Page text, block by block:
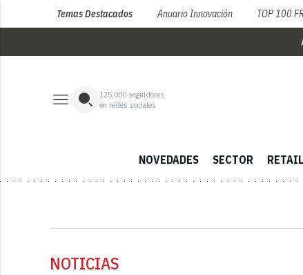
Temas Destacados Anuario Innovación TOP 100
125,000 seguidores
en redes sociales
NOVEDADES SECTOR
NOTICIAS